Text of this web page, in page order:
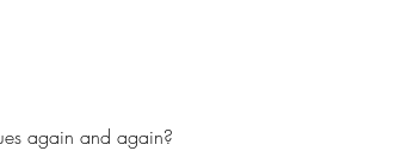
again and again?